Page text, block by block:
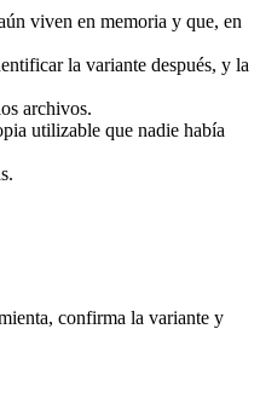
viven en memoria y que, en
la variante después, y la
archivos.
utilizable que nadie había
confirma la variante y